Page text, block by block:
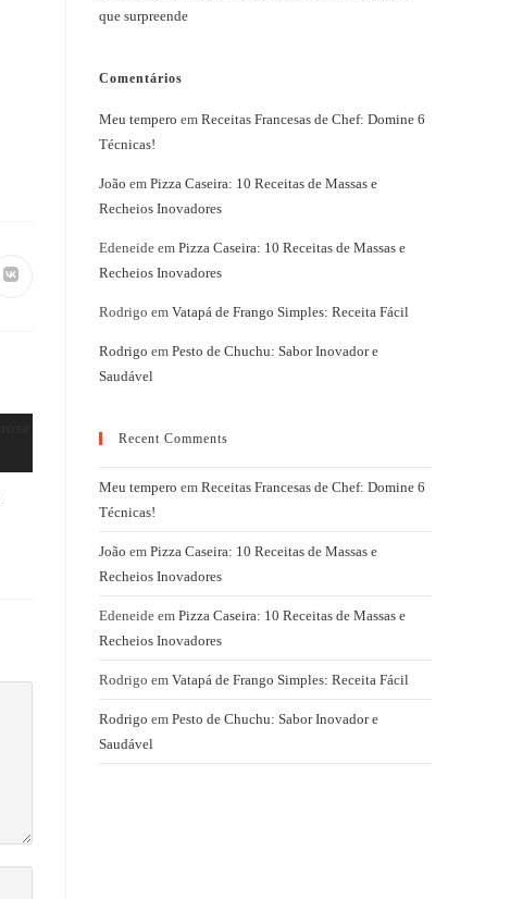
Abre
que surpreende
Comentários
Meu tempero em Receitas Francesas de Chef: Domine 6
Técnicas!
João em Pizza Caseira: 10 Receitas de Massas e
Recheios Inovadores
Edeneide em Pizza Caseira: 10 Receitas de Massas e
Recheios Inovadores
Rodrigo em Vatapá de Frango Simples: Receita Fácil
Rodrigo em Pesto de Chuchu: Sabor Inovador e
Saudável
Recent Comments
Meu tempero em Receitas Francesas de Chef: Domine 6
Técnicas!
João em Pizza Caseira: 10 Receitas de Massas e
Recheios Inovadores
Edeneide em Pizza Caseira: 10 Receitas de Massas e
Recheios Inovadores
Rodrigo em Vatapá de Frango Simples: Receita Fácil
Rodrigo em Pesto de Chuchu: Sabor Inovador e
Saudável